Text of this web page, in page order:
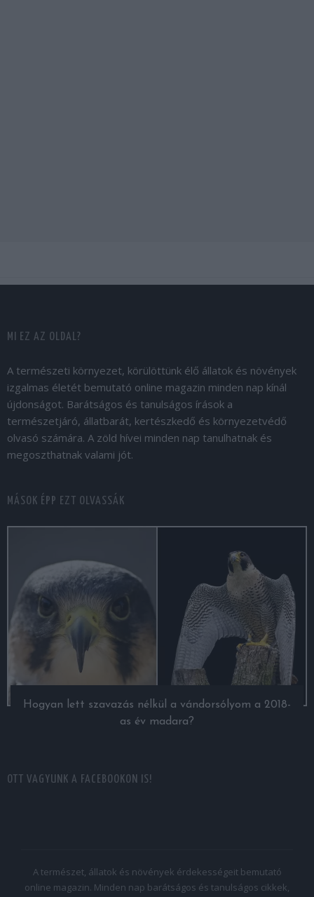
MI EZ AZ OLDAL?
A természeti környezet, körülöttünk élő állatok és növények
izgalmas életét bemutató online magazin minden nap kínál
újdonságot. Barátságos és tanulságos írások a
természetjáró, állatbarát, kertészkedő és környezetvédő
olvasó számára. A zöld hívei minden nap tanulhatnak és
megoszthatnak valami jót.
MÁSOK ÉPP EZT OLVASSÁK
Hogyan lett szavazás nélkül a vándorsólyom a 2018-
as év madara?
OTT VAGYUNK A FACEBOOKON IS!
A természet, állatok és növények érdekességeit bemutató
online magazin. Minden nap barátságos és tanulságos cikkek,